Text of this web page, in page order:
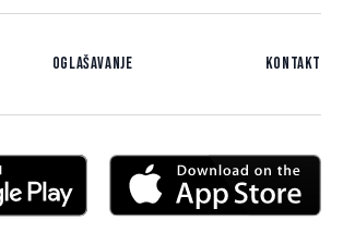
Oglašavanje Kontakt